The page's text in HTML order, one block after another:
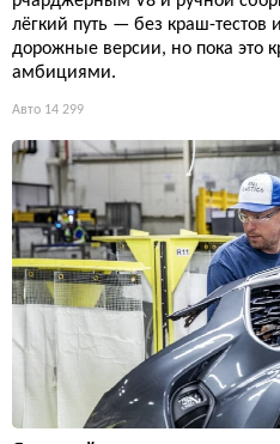
лёгкий путь — без краш-
дорожные версии, но пока это
амбициями.
Авто 14 299